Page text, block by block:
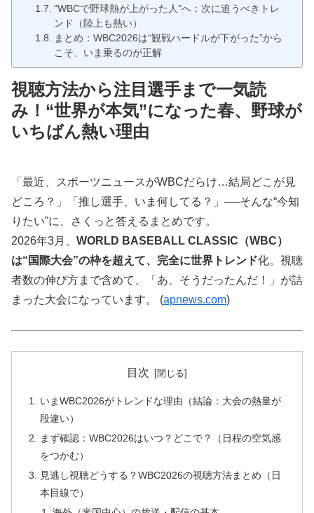
“WBCで野球熱が上がった人”へ：次に追うべきトレ
ンド（陸上も熱い）
まとめ：WBC2026は“観戦ハードルが下がった”から
こそ、いま乗るのが正解
視聴方法から注目選手まで一気読
み！“世界が本気”になった春、野球が
いちばん熱い理由
「最近、スポーツニュースがWBCだらけ…結局どこが見
どころ？」「推し選手、いま何してる？」──そんな“今知
りたい”に、さくっと答えるまとめです。
2026年3月、 WORLD BASEBALL CLASSIC（WBC）
は“国際大会”の枠を超えて、完全に世界トレンド化。視聴
者数の伸び方まで含めて、「あ、そうだったんだ！」が詰
まった大会になっています。 (apnews.com)
目次
いまWBC2026がトレンドな理由（結論：大会の熱量が
段違い）
まず確認：WBC2026はいつ？どこで？（日程の空気感
をつかむ）
見逃し視聴どうする？WBC2026の視聴方法まとめ（日
本目線で）